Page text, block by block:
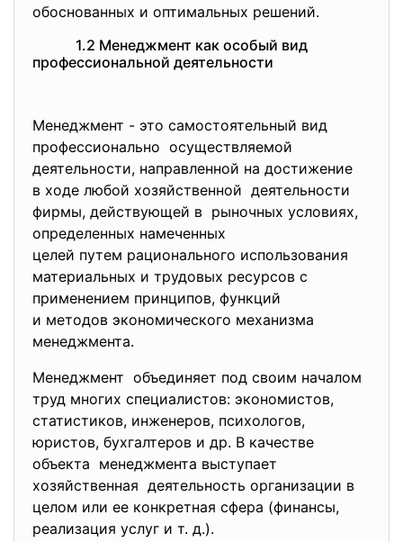
обоснованных и оптимальных решений.
1.2 Менеджмент как особый вид
профессиональной деятельности
Менеджмент - это самостоятельный вид
профессионально осуществляемой
деятельности, направленной на достижение
в ходе любой хозяйственной деятельности
фирмы, действующей в рыночных условиях,
определенных намеченных
целей путем рационального использования
материальных и трудовых ресурсов с
применением принципов, функций
и методов экономического механизма
менеджмента.
Менеджмент объединяет под своим началом
труд многих специалистов: экономистов,
статистиков, инженеров, психологов,
юристов, бухгалтеров и др. В качестве
объекта менеджмента выступает
хозяйственная деятельность организации в
целом или ее конкретная сфера (финансы,
реализация услуг и т. д.).